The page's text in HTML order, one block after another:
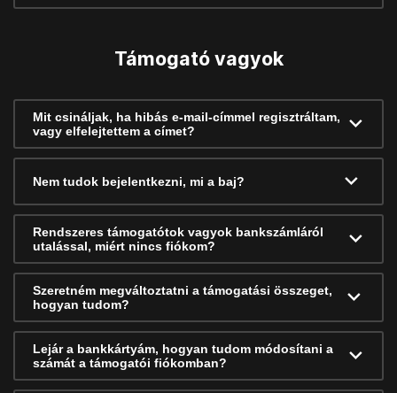
Támogató vagyok
Mit csináljak, ha hibás e-mail-címmel regisztráltam,
vagy elfelejtettem a címet?
Nem tudok bejelentkezni, mi a baj?
Rendszeres támogatótok vagyok bankszámláról
utalással, miért nincs fiókom?
Szeretném megváltoztatni a támogatási összeget,
hogyan tudom?
Lejár a bankkártyám, hogyan tudom módosítani a
számát a támogatói fiókomban?